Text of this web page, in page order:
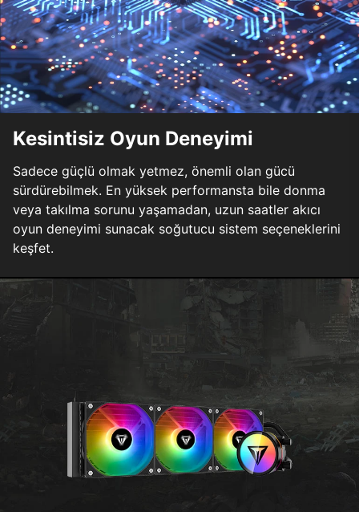
Kesintisiz Oyun Deneyimi
Sadece güçlü olmak yetmez, önemli olan gücü
sürdürebilmek. En yüksek performansta bile donma
veya takılma sorunu yaşamadan, uzun saatler akıcı
oyun deneyimi sunacak soğutucu sistem seçeneklerini
keşfet.